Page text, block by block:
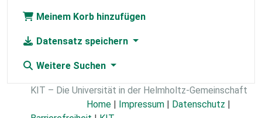
Meinem Korb hinzufügen
Datensatz speichern
Weitere Suchen
KIT – Die Universität in der Helmholtz-Gemeinschaft
Home | Impressum | Datenschutz |